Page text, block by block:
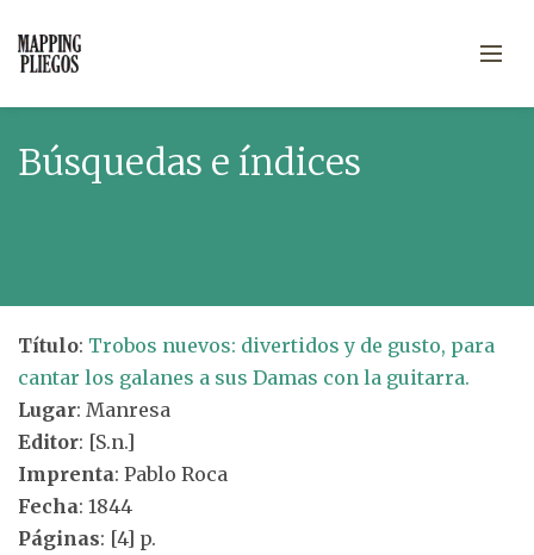
Búsquedas e índices
Título: Trobos nuevos: divertidos y de gusto, para
cantar los galanes a sus Damas con la guitarra.
Lugar: Manresa
Editor: [S.n.]
Imprenta: Pablo Roca
Fecha: 1844
Páginas: [4] p.